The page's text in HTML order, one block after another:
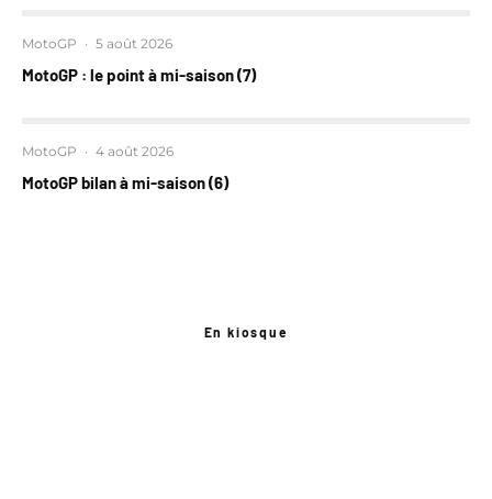
MotoGP · 5 août 2026
MotoGP : le point à mi-saison (7)
MotoGP · 4 août 2026
MotoGP bilan à mi-saison (6)
En kiosque